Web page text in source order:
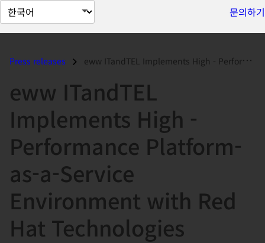
페
이
문의하기
Press releases eww ITandTEL Implements High - Performance Platform-as-a-Service Envir...
eww ITandTEL
Implements High -
Performance Platform-
as-a-Service
Environment with Red
Hat Technologies